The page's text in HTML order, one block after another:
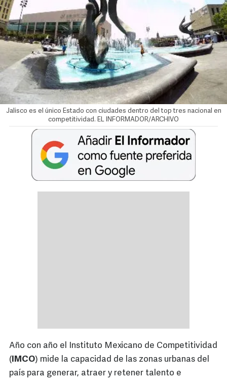
Jalisco es el único Estado con ciudades dentro del top tres nacional en
competitividad. EL INFORMADOR/ARCHIVO
Año con año el Instituto Mexicano de Competitividad
(IMCO) mide la capacidad de las zonas urbanas del
país para generar, atraer y retener talento e